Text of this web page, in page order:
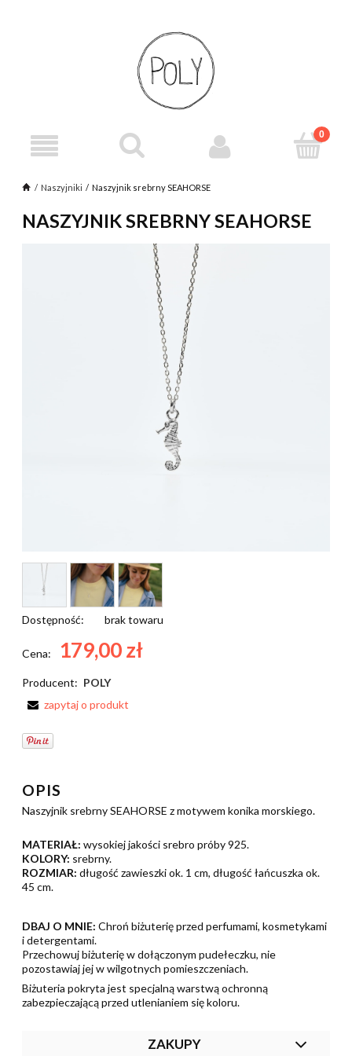
Naszyjniki Naszyjnik srebrny SEAHORSE
NASZYJNIK SREBRNY SEAHORSE
Dostępność: brak towaru
Cena: 179,00 zł
Producent: POLY
zapytaj o produkt
OPIS
Naszyjnik srebrny SEAHORSE z motywem konika morskiego.
MATERIAŁ: wysokiej jakości srebro próby 925.
KOLORY: srebrny.
ROZMIAR: długość zawieszki ok. 1 cm, długość łańcuszka ok.
45 cm.
DBAJ O MNIE: Chroń biżuterię przed perfumami, kosmetykami
i detergentami.
Przechowuj biżuterię w dołączonym pudełeczku, nie
pozostawiaj jej w wilgotnych pomieszczeniach.
Biżuteria pokryta jest specjalną warstwą ochronną
zabezpieczającą przed utlenianiem się koloru.
ZAKUPY